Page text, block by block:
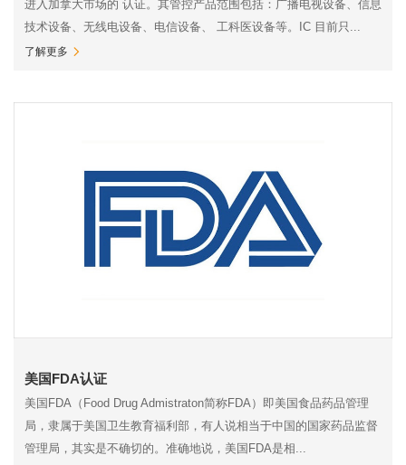
进入加拿大市场的 认证。其管控产品范围包括：广播电视设备、信息
技术设备、无线电设备、电信设备、 工科医设备等。IC 目前只...
了解更多
美国FDA认证
美国FDA（Food Drug Admistraton简称FDA）即美国食品药品管理
局，隶属于美国卫生教育福利部，有人说相当于中国的国家药品监督
管理局，其实是不确切的。准确地说，美国FDA是相...